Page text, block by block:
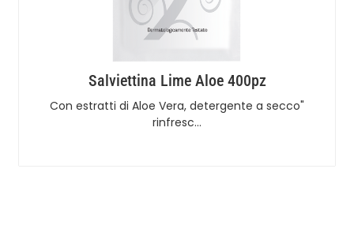
Salviettina Lime Aloe 400pz
Con estratti di Aloe Vera, detergente a secco"
rinfresc…